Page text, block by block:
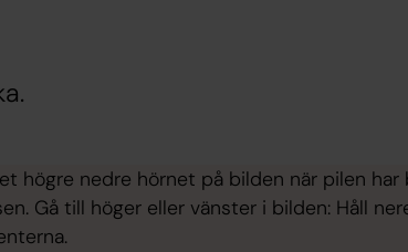
högre nedre hörnet på bilden när pilen
Gå till höger eller vänster i bilden: Håll